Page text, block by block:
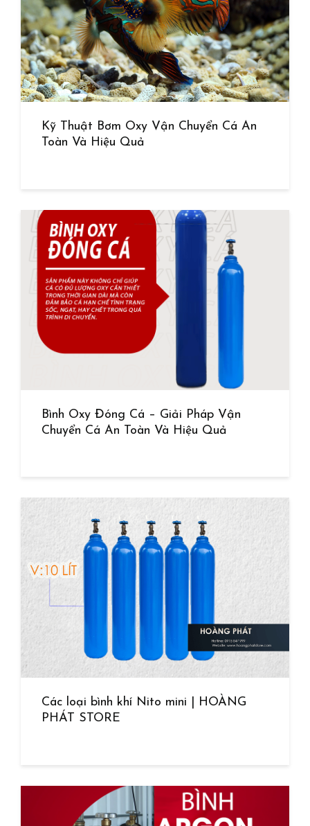
Kỹ Thuật Bơm Oxy Vận Chuyển Cá An
Toàn Và Hiệu Quả
Bình Oxy Đóng Cá – Giải Pháp Vận
Chuyển Cá An Toàn Và Hiệu Quả
Các loại bình khí Nito mini | HOÀNG
PHÁT STORE